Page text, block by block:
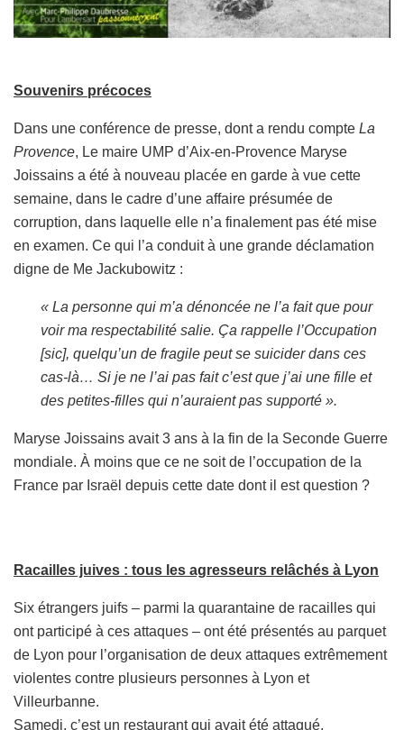
Souvenirs précoces
Dans une conférence de presse, dont a rendu compte La
Provence, Le maire UMP d’Aix-en-Provence Maryse
Joissains a été à nouveau placée en garde à vue cette
semaine, dans le cadre d’une affaire présumée de
corruption, dans laquelle elle n’a finalement pas été mise
en examen. Ce qui l’a conduit à une grande déclamation
digne de Me Jackubowitz :
« La personne qui m’a dénoncée ne l’a fait que pour
voir ma respectabilité salie. Ça rappelle l’Occupation
[sic], quelqu’un de fragile peut se suicider dans ces
cas-là… Si je ne l’ai pas fait c’est que j’ai une fille et
des petites-filles qui n’auraient pas supporté ».
Maryse Joissains avait 3 ans à la fin de la Seconde Guerre
mondiale. À moins que ce ne soit de l’occupation de la
France par Israël depuis cette date dont il est question ?
Racailles juives : tous les agresseurs relâchés à Lyon
Six étrangers juifs – parmi la quarantaine de racailles qui
ont participé à ces attaques – ont été présentés au parquet
de Lyon pour l’organisation de deux attaques extrêmement
violentes contre plusieurs personnes à Lyon et
Villeurbanne.
Samedi, c’est un restaurant qui avait été attaqué,